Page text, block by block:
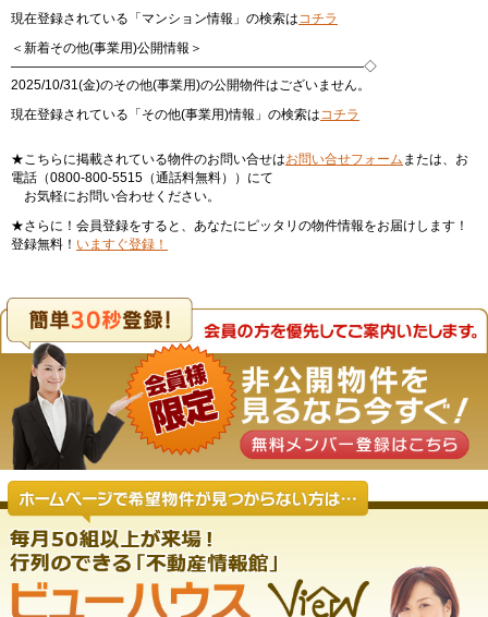
現在登録されている「マンション情報」の検索はコチラ
＜新着その他(事業用)公開情報＞
———————————————————————————◇
2025/10/31(金)のその他(事業用)の公開物件はございません。
現在登録されている「その他(事業用)情報」の検索はコチラ
★こちらに掲載されている物件のお問い合せはお問い合せフォーム または、お
電話（0800-800-5515（通話料無料））にて
お気軽にお問い合わせください。
★さらに！会員登録をすると、あなたにピッタリの物件情報をお届けします！
登録無料！ いますぐ登録！